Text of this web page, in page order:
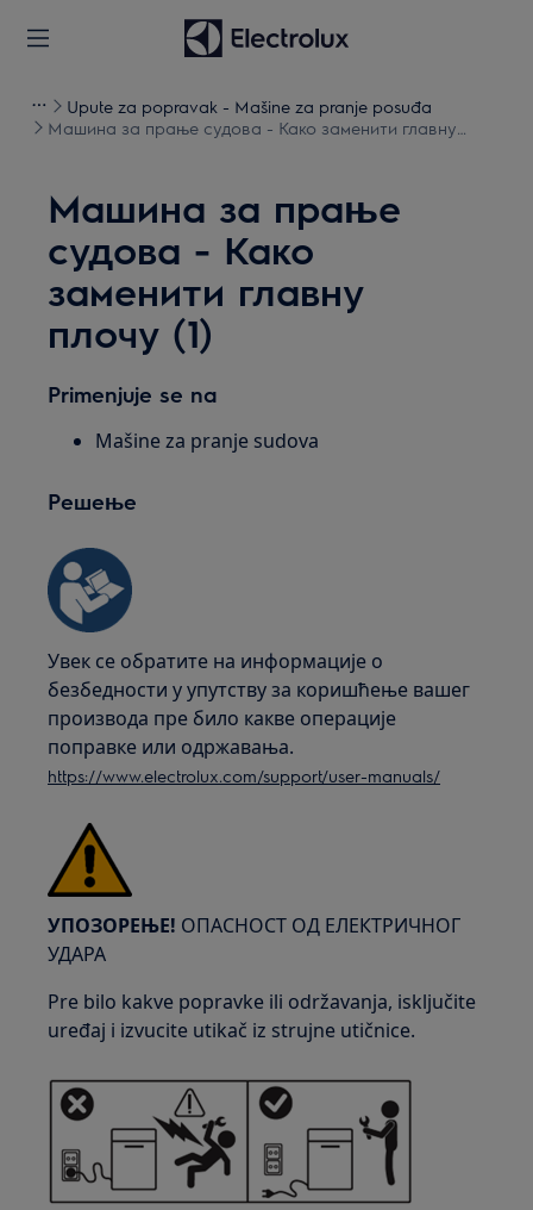
Upute za popravak - Mašine za pranje posuđa
Машина за прање судова - Како заменити главну
Машина за прање
судова - Како
заменити главну
плочу (1)
Primenjuje se na
Mašine za pranje sudova
Решење
Увек се обратите на информације о
безбедности у упутству за коришћење вашег
производа пре било какве операције
поправке или одржавања.
https://www.electrolux.com/support/user-manuals/
УПОЗОРЕЊЕ! ОПАСНОСТ ОД ЕЛЕКТРИЧНОГ
УДАРА
Pre bilo kakve popravke ili održavanja, isključite
uređaj i izvucite utikač iz strujne utičnice.